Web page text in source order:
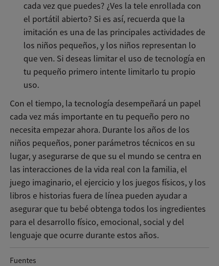
cada vez que puedes? ¿Ves la tele enrollada con
el portátil abierto? Si es así, recuerda que la
imitación es una de las principales actividades de
los niños pequeños, y los niños representan lo
que ven. Si deseas limitar el uso de tecnología en
tu pequeño primero intente limitarlo tu propio
uso.
Con el tiempo, la tecnología desempeñará un papel
cada vez más importante en tu pequeño pero no
necesita empezar ahora. Durante los años de los
niños pequeños, poner parámetros técnicos en su
lugar, y asegurarse de que su el mundo se centra en
las interacciones de la vida real con la familia, el
juego imaginario, el ejercicio y los juegos físicos, y los
libros e historias fuera de línea pueden ayudar a
asegurar que tu bebé obtenga todos los ingredientes
para el desarrollo físico, emocional, social y del
lenguaje que ocurre durante estos años.
Fuentes